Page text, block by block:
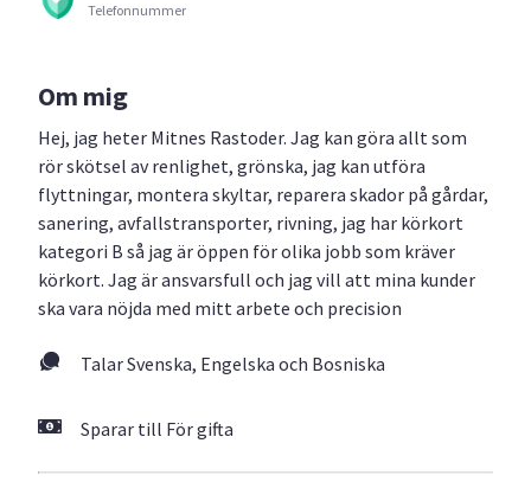
Telefonnummer
Om mig
Hej, jag heter Mitnes Rastoder. Jag kan göra allt som
rör skötsel av renlighet, grönska, jag kan utföra
flyttningar, montera skyltar, reparera skador på gårdar,
sanering, avfallstransporter, rivning, jag har körkort
kategori B så jag är öppen för olika jobb som kräver
körkort. Jag är ansvarsfull och jag vill att mina kunder
ska vara nöjda med mitt arbete och precision
Talar Svenska, Engelska och Bosniska
Sparar till För gifta